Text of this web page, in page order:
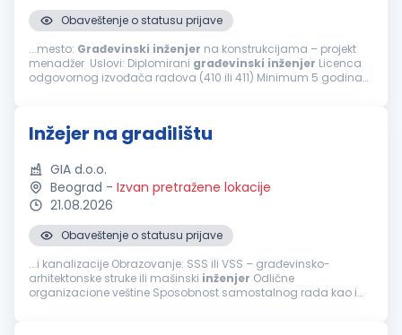
Obaveštenje o statusu prijave
...mesto: Građevinski inženjer na konstrukcijama – projekt
menadžer Uslovi: Diplomirani građevinski inženjer Licenca
odgovornog izvođača radova (410 ili 411) Minimum 5 godina
Inžejer na gradilištu
GIA d.o.o.
Beograd - Izvan pretražene lokacije
21.08.2026
Obaveštenje o statusu prijave
...i kanalizacije Obrazovanje: SSS ili VSS – građevinsko-
arhitektonske struke ili mašinski inženjer Odlične
organizacione veštine Sposobnost samostalnog rada kao i